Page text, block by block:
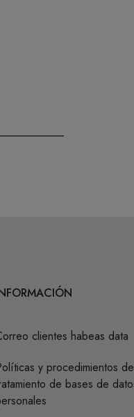
clientes habeas data
y procedimientos de
de bases de